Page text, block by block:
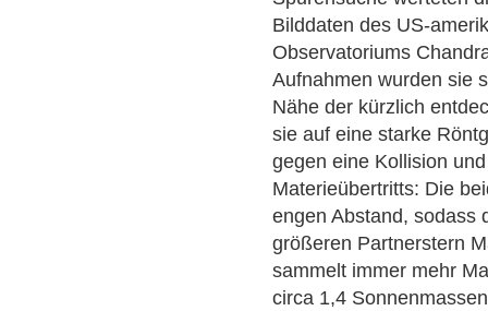
Bilddaten des US-
Observatoriums
Aufnahmen wurden sie
Nähe der kürzlich
sie auf eine starke
gegen eine Kollision
Materieübertritts: Die
engen Abstand, sodass
größeren Partnerstern
sammelt immer mehr
circa 1,4